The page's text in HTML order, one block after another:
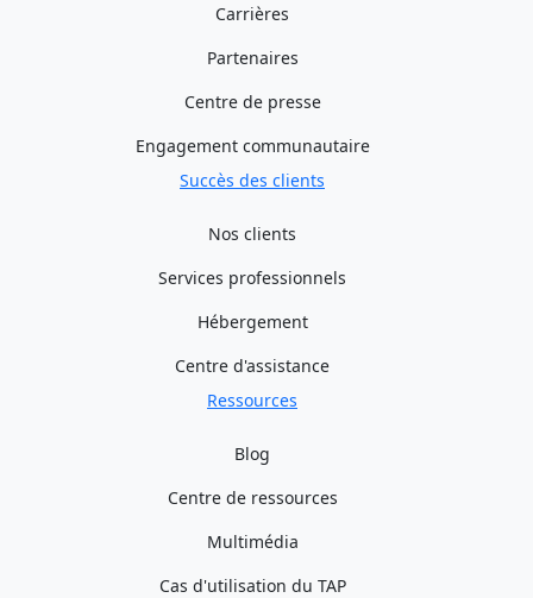
Carrières
Partenaires
Centre de presse
Engagement communautaire
Succès des clients
Nos clients
Services professionnels
Hébergement
Centre d'assistance
Ressources
Blog
Centre de ressources
Multimédia
Cas d'utilisation du TAP